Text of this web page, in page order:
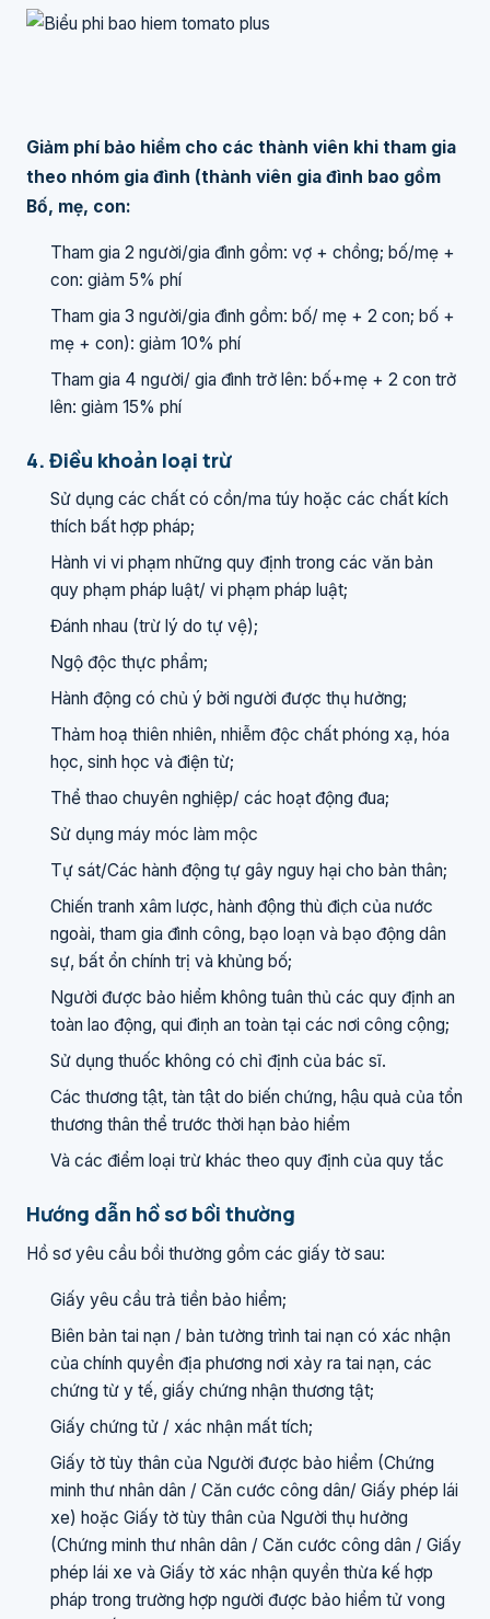
Giảm phí bảo hiểm cho các thành viên khi tham gia
theo nhóm gia đình (thành viên gia đình bao gồm
Bố, mẹ, con:
Tham gia 2 người/gia đình gồm: vợ + chồng; bố/mẹ +
con: giảm 5% phí
Tham gia 3 người/gia đình gồm: bố/ mẹ + 2 con; bố +
mẹ + con): giảm 10% phí
Tham gia 4 người/ gia đình trở lên: bố+mẹ + 2 con trở
lên: giảm 15% phí
4. Điều khoản loại trừ
Sử dụng các chất có cồn/ma túy hoặc các chất kích
thích bất hợp pháp;
Hành vi vi phạm những quy định trong các văn bản
quy phạm pháp luật/ vi phạm pháp luật;
Đánh nhau (trừ lý do tự vệ);
Ngộ độc thực phẩm;
Hành động có chủ ý bởi người được thụ hưởng;
Thảm hoạ thiên nhiên, nhiễm độc chất phóng xạ, hóa
học, sinh học và điện từ;
Thể thao chuyên nghiệp/ các hoạt động đua;
Sử dụng máy móc làm mộc
Tự sát/Các hành động tự gây nguy hại cho bản thân;
Chiến tranh xâm lược, hành động thù đic̣h của nước
ngoài, tham gia đình công, bạo loạn và bạo động dân
sự, bất ổn chính trị và khủng bố;
Người được bảo hiểm không tuân thủ các quy định an
toàn lao động, qui điṇh an toàn tại các nơi công cộng;
Sử dụng thuốc không có chỉ định của bác sĩ.
Các thương tật, tàn tật do biến chứng, hậu quả của tổn
thương thân thể trước thời hạn bảo hiểm
Và các điểm loại trừ khác theo quy định của quy tắc
Hướng dẫn hồ sơ bồi thường
Hồ sơ yêu cầu bồi thường gồm các giấy tờ sau:
Giấy yêu cầu trả tiền bảo hiểm;
Biên bản tai nạn / bản tường trình tai nạn có xác nhận
của chính quyền địa phương nơi xảy ra tai nạn, các
chứng từ y tế, giấy chứng nhận thương tật;
Giấy chứng tử / xác nhận mất tích;
Giấy tờ tùy thân của Người được bảo hiểm (Chứng
minh thư nhân dân / Căn cước công dân/ Giấy phép lái
xe) hoặc Giấy tờ tùy thân của Người thụ hưởng
(Chứng minh thư nhân dân / Căn cước công dân / Giấy
phép lái xe và Giấy tờ xác nhận quyền thừa kế hợp
pháp trong trường hợp người được bảo hiểm tử vong